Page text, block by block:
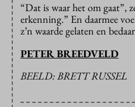
“Dat is waar het om gaat”,
erkenning.” En daarmee
z’n waarde gelaten en
PETER BREEDVELD
BEELD: BRETT RUSSEL